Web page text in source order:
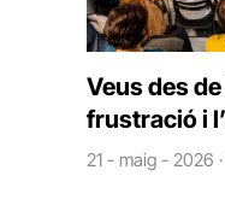
Veus des
frustració i
21 - maig - 2026